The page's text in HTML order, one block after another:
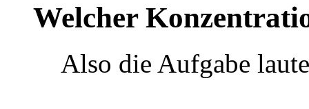
Welcher
Also die Aufgabe